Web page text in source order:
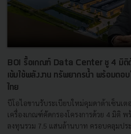
BOI รื้อเกณฑ์ Data Center ชู 4 มิติ
เข้มใช้พลังงาน ทรัพยากรน้ำ พร้อมตอบ
ไทย
บีโอไอขานรับระเบียบใหม่คุมดาต้าเซ็นเ
เครื่องเกณฑ์คัดกรองโครงการด้วย 4 มิติ พ
ลงทุนรวม 7.5 แสนล้านบาท ครอบคลุมปร